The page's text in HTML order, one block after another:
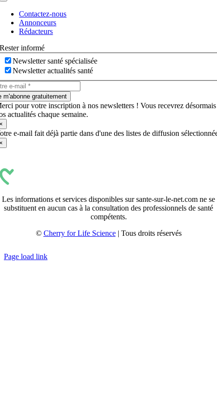
Navigation
basculeContactez-nous
Annonceurs
Rédacteurs
Rester informé
Newsletter santé spécialisée
Newsletter actualités santé
m'abonne gratuitement
pour votre inscription à nos newsletters ! Vous recevrez désormais
actualités chaque semaine.
e-mail fait déjà partie dans d'une des listes de diffusion
Les informations et services disponibles sur sante-sur-le-net.com ne se
substituent en aucun cas à la consultation des professionnels de santé
compétents.
© Cherry for Life Science| Tous droits réservés
Page load link